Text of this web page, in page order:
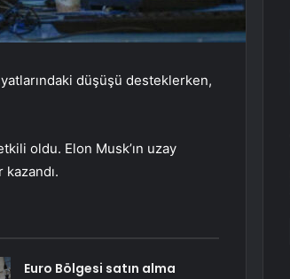
düşüşü desteklerken,
oldu. Elon Musk’ın uzay
Euro Bölgesi satın alma